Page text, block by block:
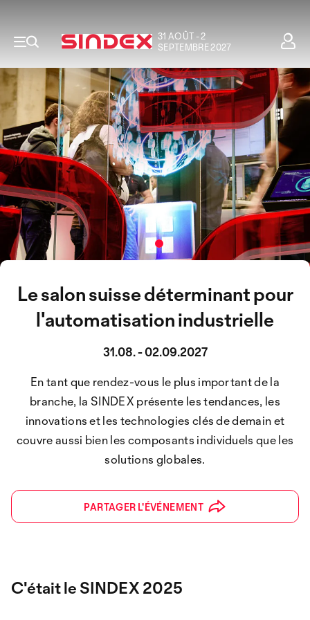
31 AOÛT - 2
SEPTEMBRE 2027
Le salon suisse déterminant pour
l'automatisation industrielle
31.08. - 02.09.2027
En tant que rendez-vous le plus important de la
branche, la SINDEX présente les tendances, les
innovations et les technologies clés de demain et
couvre aussi bien les composants individuels que les
solutions globales.
PARTAGER L'ÉVÉNEMENT
C'était le SINDEX 2025